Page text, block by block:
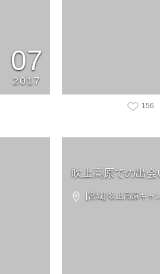
07
2017
156
吹上高原での出会
[宮城] 吹上高原キャ